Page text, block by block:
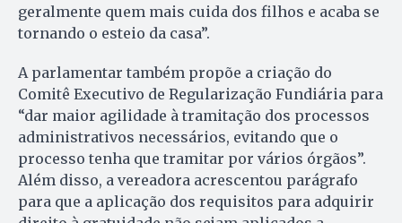
geralmente quem mais cuida dos filhos e acaba se
tornando o esteio da casa”.
A parlamentar também propõe a criação do
Comitê Executivo de Regularização Fundiária para
“dar maior agilidade à tramitação dos processos
administrativos necessários, evitando que o
processo tenha que tramitar por vários órgãos”.
Além disso, a vereadora acrescentou parágrafo
para que a aplicação dos requisitos para adquirir